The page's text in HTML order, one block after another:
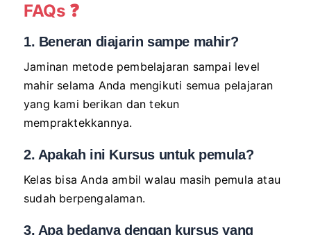
FAQs ❓
1. Beneran diajarin sampe mahir?
Jaminan metode pembelajaran sampai level
mahir selama Anda mengikuti semua pelajaran
yang kami berikan dan tekun
mempraktekkannya.
2. Apakah ini Kursus untuk pemula?
Kelas bisa Anda ambil walau masih pemula atau
sudah berpengalaman.
3. Apa bedanya dengan kursus yang